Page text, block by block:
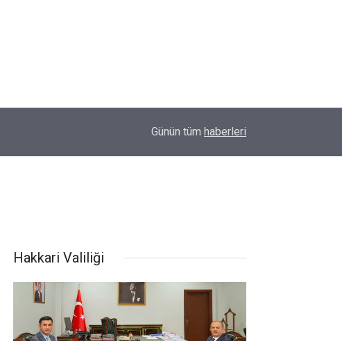
Başkan Çayan Çiçek, konfederasyon heyetini
Günün tüm haberleri
Hakkari Valiliği